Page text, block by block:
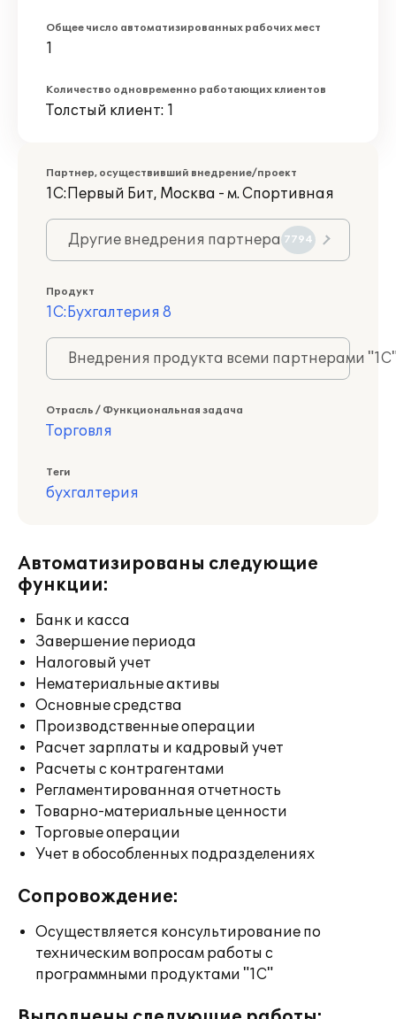
Общее число автоматизированных рабочих мест
1
Количество одновременно работающих клиентов
Толстый клиент: 1
Партнер, осуществивший внедрение/проект
1С:Первый Бит, Москва - м. Спортивная
Другие внедрения партнера 7794
Продукт
1С:Бухгалтерия 8
Внедрения продукта всеми партнерами
Отрасль / Функциональная задача
Торговля
Теги
бухгалтерия
Автоматизированы следующие
функции:
Банк и касса
Завершение периода
Налоговый учет
Нематериальные активы
Основные средства
Производственные операции
Расчет зарплаты и кадровый учет
Расчеты с контрагентами
Регламентированная отчетность
Товарно-материальные ценности
Торговые операции
Учет в обособленных подразделениях
Сопровождение:
Осуществляется консультирование по
техническим вопросам работы с
программными продуктами "1С"